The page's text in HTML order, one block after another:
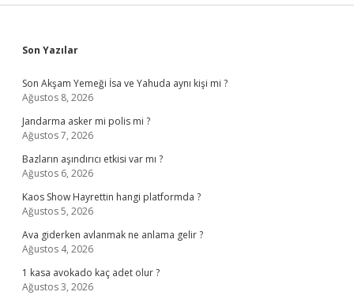
Sidebar
Son Yazılar
Son Akşam Yemeği İsa ve Yahuda aynı kişi mi ?
Ağustos 8, 2026
Jandarma asker mi polis mi ?
Ağustos 7, 2026
Bazların aşındırıcı etkisi var mı ?
Ağustos 6, 2026
Kaos Show Hayrettin hangi platformda ?
Ağustos 5, 2026
Ava giderken avlanmak ne anlama gelir ?
Ağustos 4, 2026
1 kasa avokado kaç adet olur ?
Ağustos 3, 2026